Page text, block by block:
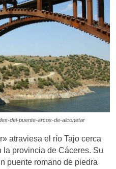
del-puente-arcos-de-alconetar
atraviesa el río Tajo cerca
la provincia de Cáceres. Su
puente romano de piedra